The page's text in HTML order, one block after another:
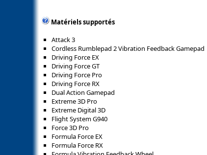
Matériels supportés
Attack 3
Cordless Rumblepad 2 Vibration Feedback Gamepad
Driving Force EX
Driving Force GT
Driving Force Pro
Driving Force RX
Dual Action Gamepad
Extreme 3D Pro
Extreme Digital 3D
Flight System G940
Force 3D Pro
Formula Force EX
Formula Force RX